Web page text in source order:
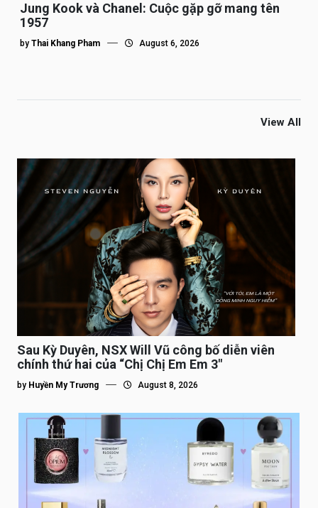
Jung Kook và Chanel: Cuộc gặp gỡ mang tên
1957
by Thai Khang Pham August 6, 2026
View All
Sau Kỳ Duyên, NSX Will Vũ công bố diễn viên
chính thứ hai của “Chị Chị Em Em 3″
by Huyền My Trương August 8, 2026